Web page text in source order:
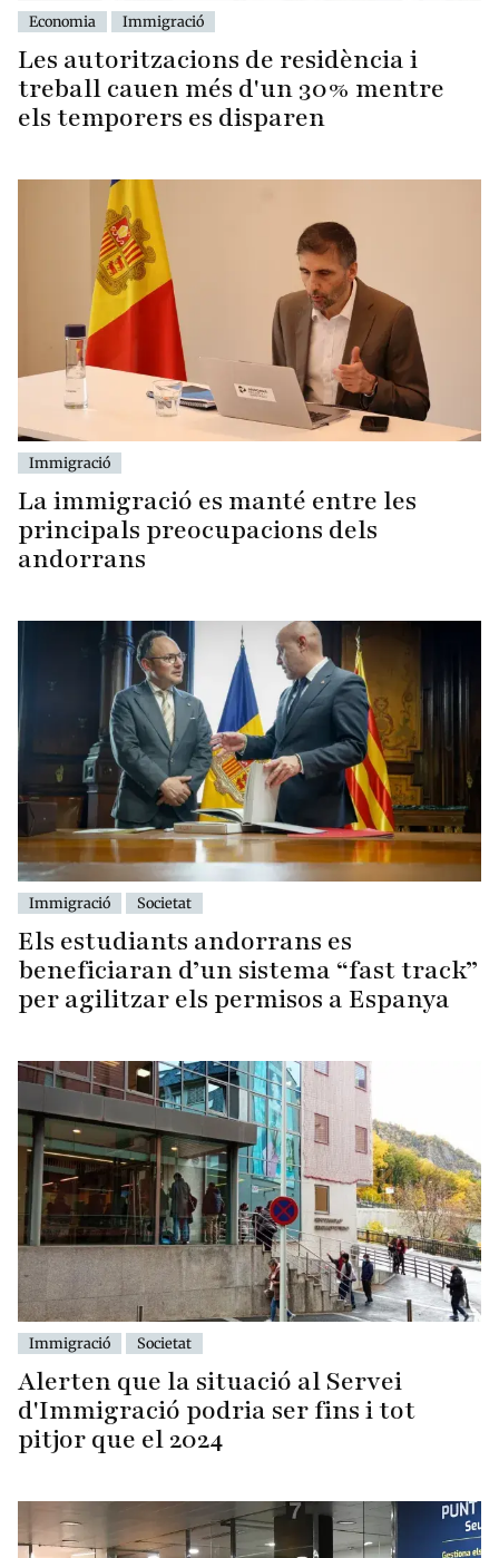
Economia Immigració
Les autoritzacions de residència i
treball cauen més d'un 30% mentre
els temporers es disparen
Immigració
La immigració es manté entre les
principals preocupacions dels
andorrans
Immigració Societat
Els estudiants andorrans es
beneficiaran d’un sistema “fast track”
per agilitzar els permisos a Espanya
Immigració Societat
Alerten que la situació al Servei
d'Immigració podria ser fins i tot
pitjor que el 2024